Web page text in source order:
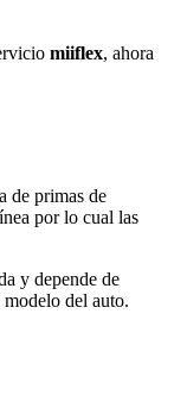
miiflex, ahora
de primas de
por lo cual las
y depende de
del auto.